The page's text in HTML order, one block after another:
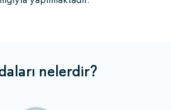
nelerdir?